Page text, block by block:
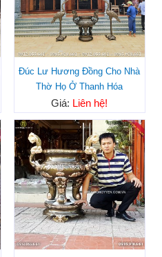
Đúc Lư Hương Đồng Cho Nhà
Thờ Họ Ở Thanh Hóa
Giá: Liên hệ!